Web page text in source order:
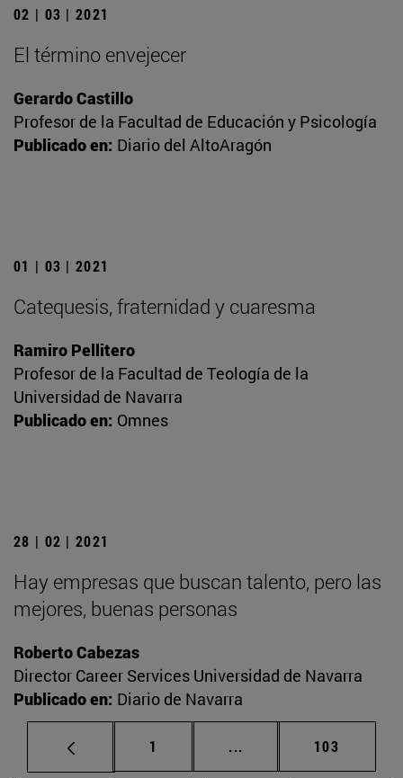
02 | 03 | 2021
El término envejecer
Gerardo Castillo
Profesor de la Facultad de Educación y Psicología
Publicado en: Diario del AltoAragón
01 | 03 | 2021
Catequesis, fraternidad y cuaresma
Ramiro Pellitero
Profesor de la Facultad de Teología de la
Universidad de Navarra
Publicado en: Omnes
28 | 02 | 2021
Hay empresas que buscan talento, pero las
mejores, buenas personas
Roberto Cabezas
Director Career Services Universidad de Navarra
Publicado en: Diario de Navarra
Página
1 ... Páginas intermedias
Página
103